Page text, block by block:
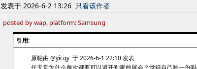
发表于 2026-6-2 13:26 只看该作者
posted by wap, platform: Samsung
引用:
原帖由 @yicqy 于 2026-6-1 22:10 发表
任天堂为什么每次都要可以避开别家的展会？觉得自己独一份吗